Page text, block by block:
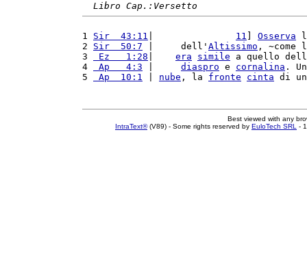
Libro Cap.:Versetto
1 Sir  43:11 11 Osserva
2 Sir  50:7 |     dell' Altissimo , ~come
3
Ez   1:28 era simile a quello
4
Ap   4:3 diaspro e cornalina .
5
Ap  10:1 nube , la fronte cinta di
Best viewed with any
IntraText®(V89) - Some rights reserved by EuloTech SRL -